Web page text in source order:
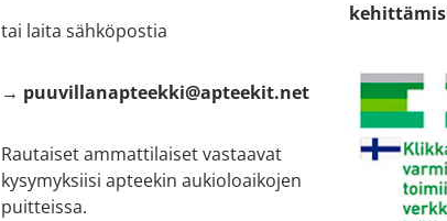
tai laita sähköpostia
→ puuvillanapteekki@apteekit.net
Rautaiset ammattilaiset vastaavat
kysymyksiisi apteekin aukioloaikojen
puitteissa.